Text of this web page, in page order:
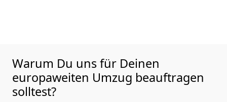
Warum Du uns für Deinen
europaweiten Umzug beauftragen
solltest?